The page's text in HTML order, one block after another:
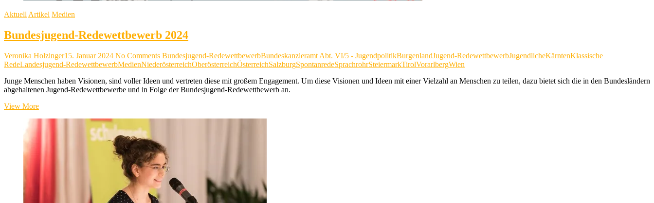
Aktuell Artikel Medien
Bundesjugend-Redewettbewerb 2024
Veronika Holzinger15. Januar 2024 No Comments Bundesjugend-RedewettbewerbBundeskanzleramt Abt. VI/5 - JugendpolitikBurgenlandJugend-RedewettbewerbJugendlicheKärntenKlassische
RedeLandesjugend-RedewettbewerbMedienNiederösterreichOberösterreichÖsterreichSalzburgSpontanredeSprachrohrSteiermarkTirolVorarlbergWien
Junge Menschen haben Visionen, sind voller Ideen und vertreten diese mit großem Engagement. Um diese Visionen und Ideen mit einer Vielzahl an Menschen zu teilen, dazu bietet sich die in den Bundesländern
abgehaltenen Jugend-Redewettbewerbe und in Folge der Bundesjugend-Redewettbewerb an.
View MoreBundesjugend-